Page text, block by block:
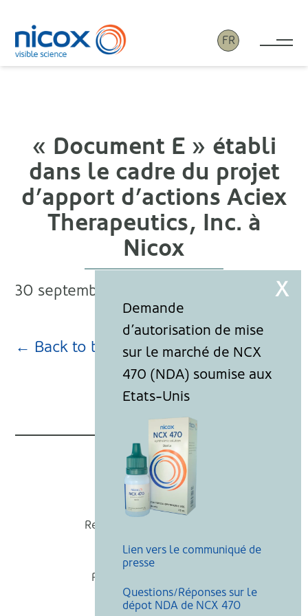
Nicox
FR
« Document E » établi
dans le cadre du projet
d’apport d’actions Aciex
Therapeutics, Inc. à
Nicox
30 septembre 2014
← Back to blog page
Nicox
Recevoir nos actualités
Mentions légales
Politique de cookies
Recherche
Lien vers le communiqué de
presse
Questions/Réponses sur le
dépot NDA de NCX 470